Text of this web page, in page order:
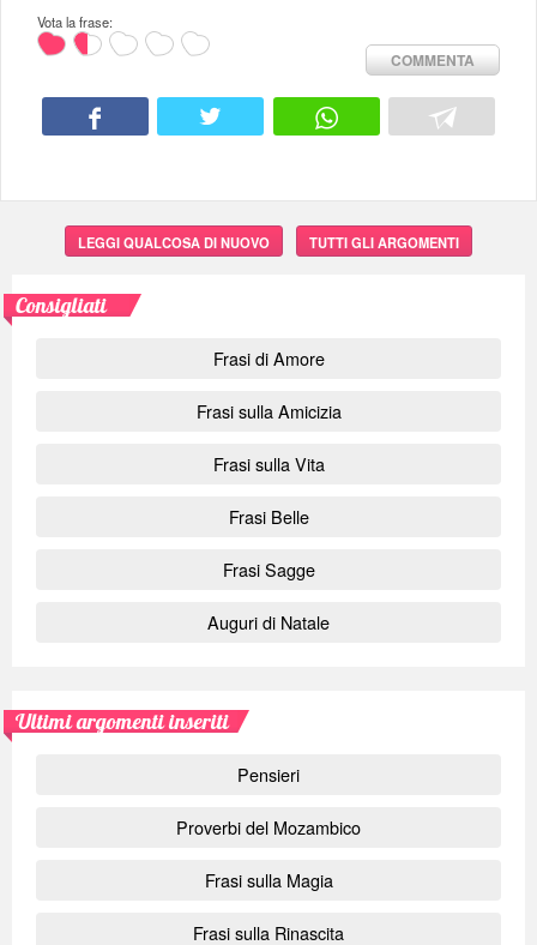
Vota la frase:
COMMENTA
LEGGI QUALCOSA DI NUOVO TUTTI GLI ARGOMENTI
Consigliati
Frasi di Amore
Frasi sulla Amicizia
Frasi sulla Vita
Frasi Belle
Frasi Sagge
Auguri di Natale
Ultimi argomenti inseriti
Pensieri
Proverbi del Mozambico
Frasi sulla Magia
Frasi sulla Rinascita